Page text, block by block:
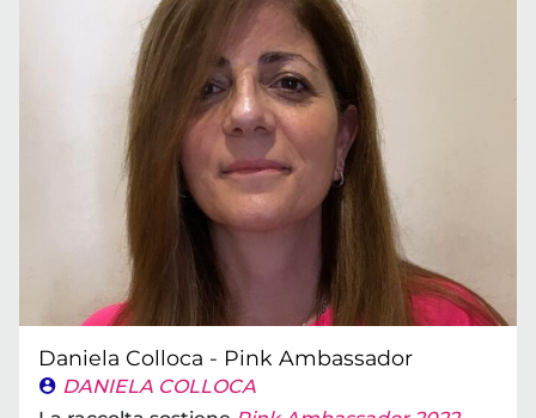
Daniela Colloca - Pink Ambassador
DANIELA COLLOCA